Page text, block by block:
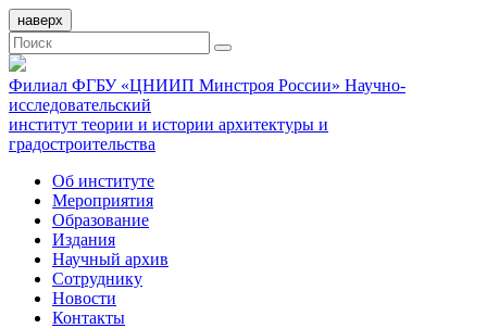
наверх
Филиал ФГБУ «ЦНИИП Минстроя России» Научно-
исследовательский
институт теории и истории архитектуры и
градостроительства
Об институте
Мероприятия
Образование
Издания
Научный архив
Сотруднику
Новости
Контакты